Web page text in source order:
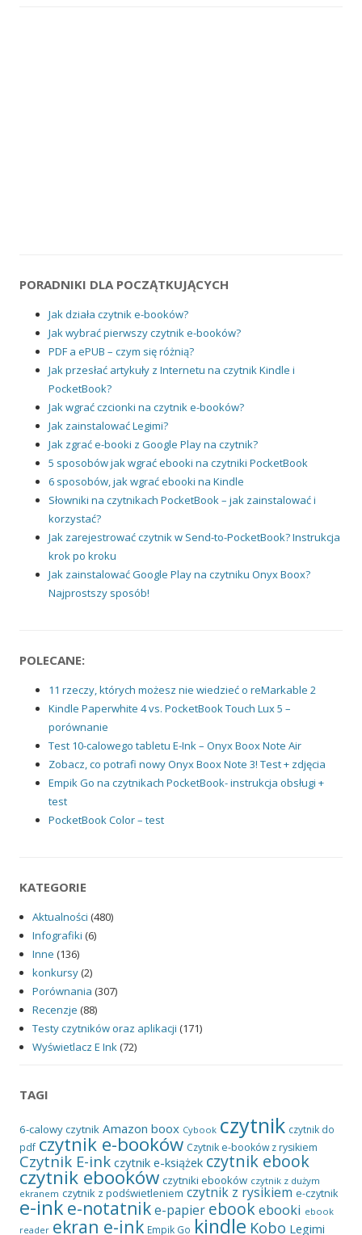
PORADNIKI DLA POCZĄTKUJĄCYCH
Jak działa czytnik e-booków?
Jak wybrać pierwszy czytnik e-booków?
PDF a ePUB – czym się różnią?
Jak przesłać artykuły z Internetu na czytnik Kindle i
PocketBook?
Jak wgrać czcionki na czytnik e-booków?
Jak zainstalować Legimi?
Jak zgrać e-booki z Google Play na czytnik?
5 sposobów jak wgrać ebooki na czytniki PocketBook
6 sposobów, jak wgrać ebooki na Kindle
Słowniki na czytnikach PocketBook – jak zainstalować i
korzystać?
Jak zarejestrować czytnik w Send-to-PocketBook? Instrukcja
krok po kroku
Jak zainstalować Google Play na czytniku Onyx Boox?
Najprostszy sposób!
POLECANE:
11 rzeczy, których możesz nie wiedzieć o reMarkable 2
Kindle Paperwhite 4 vs. PocketBook Touch Lux 5 –
porównanie
Test 10-calowego tabletu E-Ink – Onyx Boox Note Air
Zobacz, co potrafi nowy Onyx Boox Note 3! Test + zdjęcia
Empik Go na czytnikach PocketBook- instrukcja obsługi +
test
PocketBook Color – test
KATEGORIE
Aktualności (480)
Infografiki (6)
Inne (136)
konkursy(2)
Porównania (307)
Recenzje (88)
Testy czytników oraz aplikacji (171)
Wyświetlacz E Ink(72)
TAGI
6-calowy czytnik Amazon boox Cybook czytnik czytnik do
pdf czytnik e-booków Czytnik e-booków z rysikiem
Czytnik E-ink czytnik e-książek czytnik ebook
czytnik ebooków czytniki ebooków czytnik z dużym
ekranem czytnik z podświetleniem czytnik z rysikiem e-czytnik
e-ink e-notatnike-papier ebookebooki ebook
reader ekran e-ink Empik Go kindle Kobo Legimi